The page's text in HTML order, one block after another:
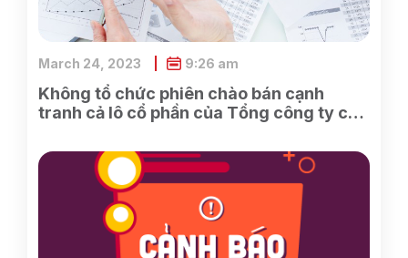
Không tổ chức phiên chào bán cạnh
tranh cả lô cổ phần của Tổng công ty cổ
SCIC sở hữu
March 24, 2023 9:26 am